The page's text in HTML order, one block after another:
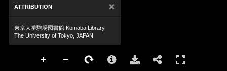
ATTRIBUTION ×
東京大学駒場図書館 Komaba Library,
The University of Tokyo, JAPAN